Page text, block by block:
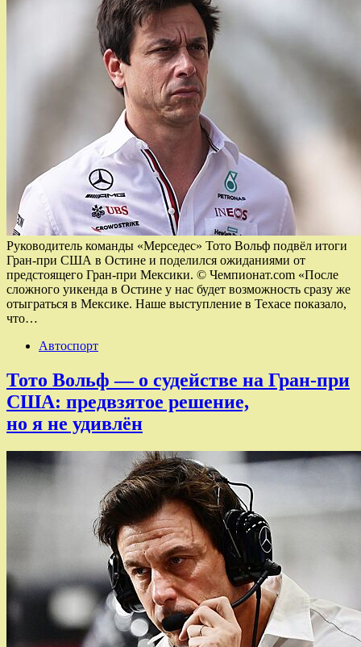
Руководитель команды «Мерседес» Тото Вольф подвёл итоги
Гран-при США в Остине и поделился ожиданиями от
предстоящего Гран-при Мексики. © Чемпионат.com «После
сложного уикенда в Остине у нас будет возможность сразу же
отыграться в Мексике. Наше выступление в Техасе показало,
что…
Автоспорт
Тото Вольф — о судействе на Гран-при
США: предвзятое решение,
но я не удивлён